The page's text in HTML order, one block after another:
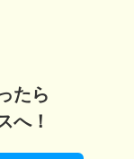
たら
へ！